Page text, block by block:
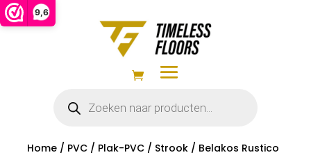
9,6
zoeken
Home/ PVC/ Plak-PVC/ Strook/ Belakos Rustico